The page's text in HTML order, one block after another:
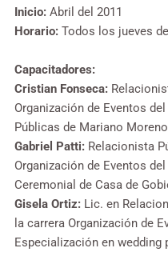
Inicio: Abril del 2011
Horario: Todos los jueves
Capacitadores:
Cristian Fonseca:
Organización de Eventos
Públicas de Mariano
Gabriel Patti: Relacionista
Organización de Eventos
Ceremonial de Casa de
Gisela Ortiz: Lic. en
la carrera Organización de
Especialización en wedding